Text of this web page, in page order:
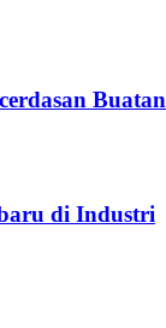
Buatan
di Industri